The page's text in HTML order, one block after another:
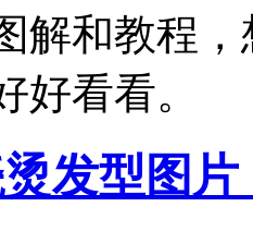
解和教程
好看看。
发型图